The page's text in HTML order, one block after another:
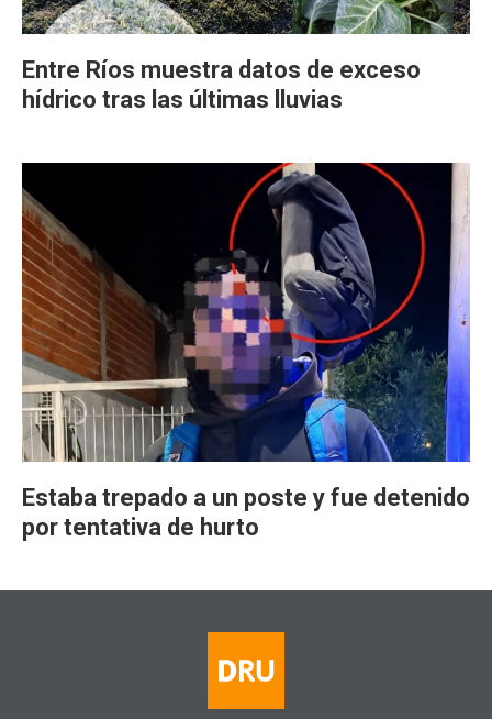
Entre Ríos muestra datos de exceso
hídrico tras las últimas lluvias
Estaba trepado a un poste y fue detenido
por tentativa de hurto